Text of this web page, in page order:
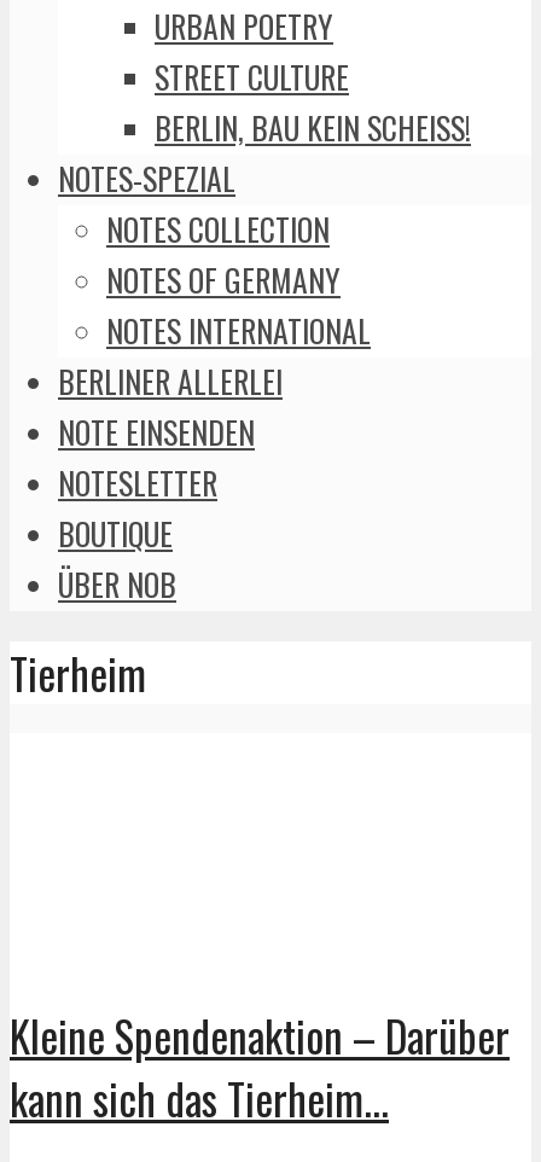
URBAN POETRY
STREET CULTURE
BERLIN, BAU KEIN SCHEISS!
NOTES-SPEZIAL
NOTES COLLECTION
NOTES OF GERMANY
NOTES INTERNATIONAL
BERLINER ALLERLEI
NOTE EINSENDEN
NOTESLETTER
BOUTIQUE
ÜBER NOB
Tierheim
Kleine Spendenaktion – Darüber
kann sich das Tierheim...